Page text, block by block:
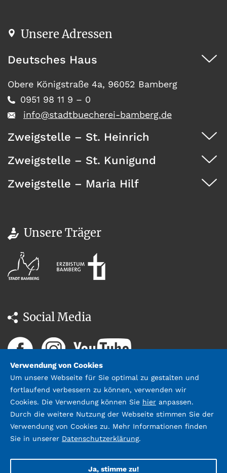
Unsere Adressen
Deutsches Haus
Obere Königstraße 4a, 96052 Bamberg
0951 98 11 9 – 0
info@stadtbuecherei-bamberg.de
Zweigstelle – St. Heinrich
Dürrwächterstr. 29, 96052 Bamberg
Zweigstelle – St. Kunigund
Seehofstraße 41, 96052 Bamberg
Zweigstelle – Maria Hilf
Unsere Träger
Social Media
Datenschutz Impressum &
Kontakt
Gestaltung und Umsetzung:
Verwendung von Cookies
Um unsere Webseite für Sie optimal zu gestalten und
fortlaufend verbessern zu können, verwenden wir
Cookies. Die Verwendung können Sie hier anpassen.
Durch die weitere Nutzung der Webseite stimmen Sie der
Verwendung von Cookies zu. Mehr Informationen finden
Sie in unserer Datenschutzerklärung.
Ja, stimme zu!